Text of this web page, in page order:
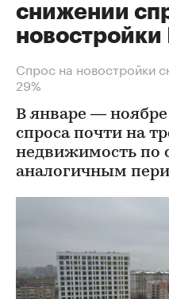
снижении
Спрос на новостройки
29%
В январе —
спроса почти на
недвижимость по
аналогичным